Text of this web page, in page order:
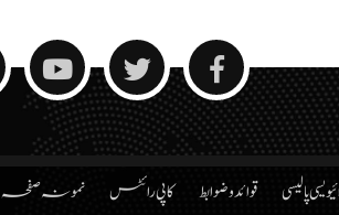
پالیسی قوائد و ضوابط کاپی رائٹس نمونہ صفحہ